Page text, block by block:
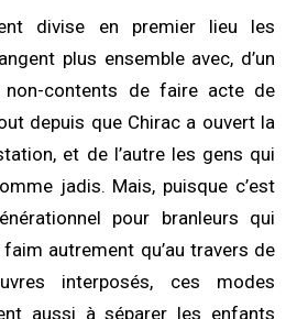
divise en premier lieu les
plus ensemble avec, d’un
contents de faire acte de
depuis que Chirac a ouvert la
et de l’autre les gens qui
jadis. Mais, puisque c’est
pour branleurs qui
faim autrement qu’au travers de
interposés, ces modes
aussi à séparer les enfants